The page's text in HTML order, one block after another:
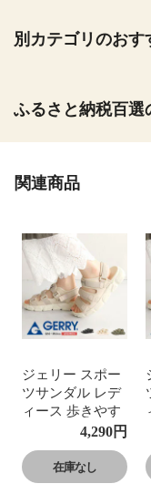
別カテゴリのおす
ふるさと納税百選
関連商品
ジェリー スポー
ツサンダル レデ
ィース 歩きやす
い サンダル レデ
ィース 軽量 軽い
スポサン ストラ
ップ 足首ベルト
4,290円
在庫なし